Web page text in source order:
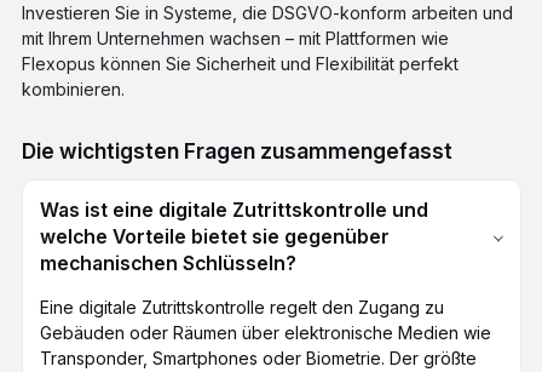
Investieren Sie in Systeme, die DSGVO-konform arbeiten und
mit Ihrem Unternehmen wachsen – mit Plattformen wie
Flexopus können Sie Sicherheit und Flexibilität perfekt
kombinieren.
Die wichtigsten Fragen zusammengefasst
Was ist eine digitale Zutrittskontrolle und
welche Vorteile bietet sie gegenüber
mechanischen Schlüsseln?
Eine digitale Zutrittskontrolle regelt den Zugang zu
Gebäuden oder Räumen über elektronische Medien wie
Transponder, Smartphones oder Biometrie. Der größte